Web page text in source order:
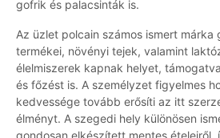
gofrik és palacsinták is.
Az üzlet polcain számos ismert márka
termékei, növényi tejek, valamint
élelmiszerek kapnak helyet,
és főzést is. A személyzet figyelmes
kedvessége tovább erősíti az itt
élményt. A szegedi hely különösen
gondosan elkészített mentes ételeiről,